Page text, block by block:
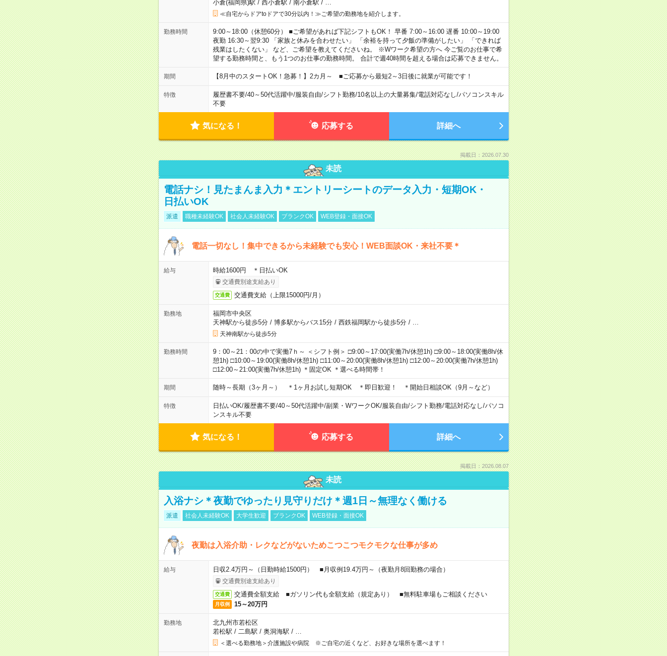
小倉(福岡県)駅 / 西小倉駅 / 南小倉駅 /
≪自宅からドアtoドアで30分以内！≫ご希望の勤務地を紹介します。
勤務時間
9:00～18:00（休憩60分） ■ご希望があれば下記シフトもOK！ 早番 7:00～16:00 遅番 10:00～19:00
夜勤 16:30～翌9:30 「家族と休みを合わせたい」 「余裕を持って夕飯の準備がしたい」 「できれば
残業はしたくない」 など、ご希望を教えてくださいね。 ※Wワーク希望の方へ 今ご覧のお仕事で希
望する勤務時間と、もう1つのお仕事の勤務時間。 合計で週40時間を超える場合は応募できません。
期間 【8月中のスタートOK！急募！】2カ月～ ■ご応募から最短2～3日後に就業が可能です！
特徴 履歴書不要/40～50代活躍中/服装自由/シフト勤務/10名以上の大量募集/電話対応なし/パソコンスキル
不要
気になる！ 応募する 詳細へ
掲載日：2026.07.30
未読
電話ナシ！見たまんま入力＊エントリーシートのデータ入力・短期OK・
日払いOK
派遣 職種未経験OK 社会人未経験OK ブランクOK WEB登録・面接OK
電話一切なし！集中できるから未経験でも安心！WEB面談OK・来社不要＊
給与 時給1600円 ＊日払いOK
交通費別途支給あり
交通費 交通費支給（上限15000円/月）
勤務地
福岡市中央区
天神駅から徒歩5分/ 博多駅からバス15分/ 西鉄福岡駅から徒歩5分/
天神南駅から徒歩5分
勤務時間
9：00～21：00の中で実働7ｈ～ ＜シフト例＞ □9:00～17:00(実働7h/休憩1h) □9:00～18:00(実働8h/休
憩1h) □10:00～19:00(実働8h/休憩1h) □11:00～20:00(実働8h/休憩1h) □12:00～20:00(実働7h/休憩1h)
□12:00～21:00(実働7h/休憩1h) ＊固定OK ＊選べる時間帯！
期間 随時～長期（3ヶ月～） ＊1ヶ月お試し短期OK ＊即日歓迎！ ＊開始日相談OK（9月～など）
特徴 日払いOK/履歴書不要/40～50代活躍中/副業・WワークOK/服装自由/シフト勤務/電話対応なし/パソコ
ンスキル不要
気になる！ 応募する 詳細へ
掲載日：2026.08.07
未読
入浴ナシ＊夜勤でゆったり見守りだけ＊週1日～無理なく働ける
派遣 社会人未経験OK 大学生歓迎 ブランクOK WEB登録・面接OK
夜勤は入浴介助・レクなどがないためこつこつモクモクな仕事が多め
給与 日収2.4万円～（日勤時給1500円） ■月収例19.4万円～（夜勤月8回勤務の場合）
交通費別途支給あり
交通費 交通費全額支給 ■ガソリン代も全額支給（規定あり） ■無料駐車場もご相談ください
月収例 15～20万円
勤務地
北九州市若松区
若松駅 / 二島駅 / 奥洞海駅 /
＜選べる勤務地＞介護施設や病院 ※ご自宅の近くなど、お好きな場所を選べます！